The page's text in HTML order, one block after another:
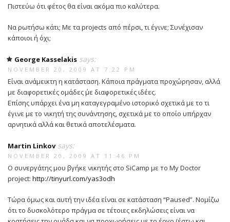
Πιστεύω ότι φέτος θα είναι ακόμα πιο καλύτερα.
Να ρωτήσω κάτι; Με τα projects από πέρσι, τι έγινε; Συνέχισαν
κάποιοι ή όχι;
George Kasselakis says:
NOVEMBER 20, 2009 AT 7:22 PM
Είναι ανάμεικτη η κατάσταση. Κάποια πράγματα προχώρησαν, αλλά
με διαφορετικές ομάδες ΄με διαφορετικές ιδέες.
Επίσης υπάρχει ένα μη καταγεγραμένο ιστορικό σχετικά με το τι
έγινε με το νικητή της συνάντησης, σχετικά με το οποίο υπήρχαν
αρνητικά αλλά και θετικά αποτελέσματα.
Martin Linkov says:
NOVEMBER 20, 2009 AT 11:46 PM
О συνεργάτης μου βγήκε νικητής στο SiCamp με то My Doctor
project: http://tinyurl.com/yas3odh
Τώρα όμως και αυτή την ιδέα είναι σε κατάσταση “Paused”. Νομίζω
ότι το δυσκολότερο πράγμα σε τέτοιες εκδηλώσεις είναι να